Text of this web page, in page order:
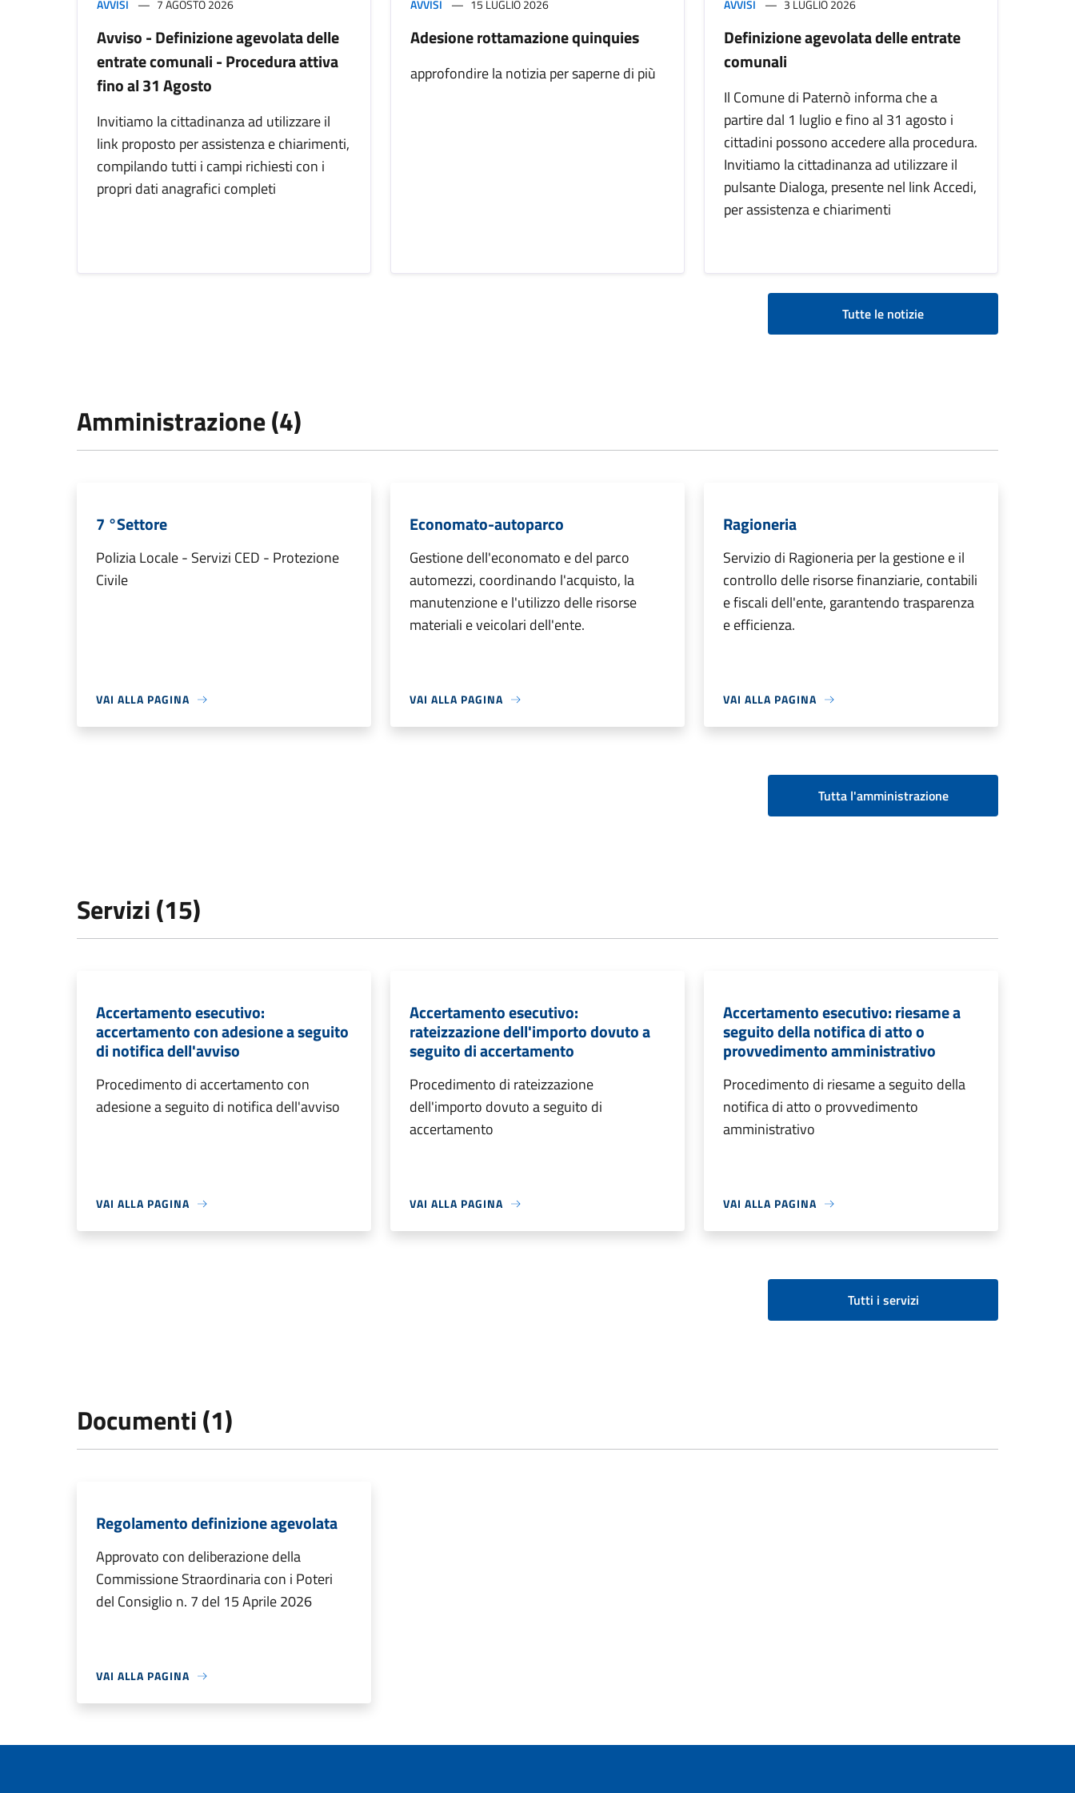
AVVISI 7 AGOSTO 2026
Avviso - Definizione agevolata delle
entrate comunali - Procedura attiva
fino al 31 Agosto
Invitiamo la cittadinanza ad utilizzare il
link proposto per assistenza e chiarimenti,
compilando tutti i campi richiesti con i
propri dati anagrafici completi
AVVISI 15 LUGLIO 2026
Adesione rottamazione quinquies
approfondire la notizia per saperne di più
AVVISI 3 LUGLIO 2026
Definizione agevolata delle entrate
comunali
Il Comune di Paternò informa che a
partire dal 1 luglio e fino al 31 agosto i
cittadini possono accedere alla procedura.
Invitiamo la cittadinanza ad utilizzare il
pulsante Dialoga, presente nel link Accedi,
per assistenza e chiarimenti
Tutte le notizie
Amministrazione (4)
7 °Settore
Polizia Locale - Servizi CED - Protezione
Civile
VAI ALLA PAGINA
Economato-autoparco
Gestione dell'economato e del parco
automezzi, coordinando l'acquisto, la
manutenzione e l'utilizzo delle risorse
materiali e veicolari dell'ente.
VAI ALLA PAGINA
Ragioneria
Servizio di Ragioneria per la gestione e il
controllo delle risorse finanziarie, contabili
e fiscali dell'ente, garantendo trasparenza
e efficienza.
VAI ALLA PAGINA
Tutta l'amministrazione
Servizi (15)
Accertamento esecutivo:
accertamento con adesione a seguito
di notifica dell'avviso
Procedimento di accertamento con
adesione a seguito di notifica dell'avviso
VAI ALLA PAGINA
Accertamento esecutivo:
rateizzazione dell'importo dovuto a
seguito di accertamento
Procedimento di rateizzazione
dell'importo dovuto a seguito di
accertamento
VAI ALLA PAGINA
Accertamento esecutivo: riesame a
seguito della notifica di atto o
provvedimento amministrativo
Procedimento di riesame a seguito della
notifica di atto o provvedimento
amministrativo
VAI ALLA PAGINA
Tutti i servizi
Documenti (1)
Regolamento definizione agevolata
Approvato con deliberazione della
Commissione Straordinaria con i Poteri
del Consiglio n. 7 del 15 Aprile 2026
VAI ALLA PAGINA